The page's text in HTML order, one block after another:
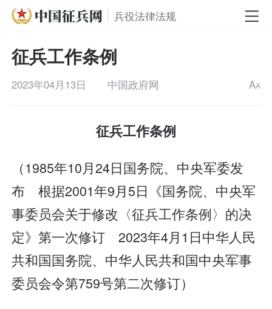
兵役法律法规
征兵工作条例
2023年04月13日 中国政府网 AA
征兵工作条例
（1985年10月24日国务院、中央军委发
布 根据2001年9月5日《国务院、中央军
事委员会关于修改〈征兵工作条例〉的决
定》第一次修订 2023年4月1日中华人民
共和国国务院、中华人民共和国中央军事
委员会令第759号第二次修订）